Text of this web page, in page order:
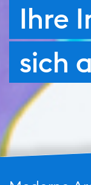
Ihre
sich